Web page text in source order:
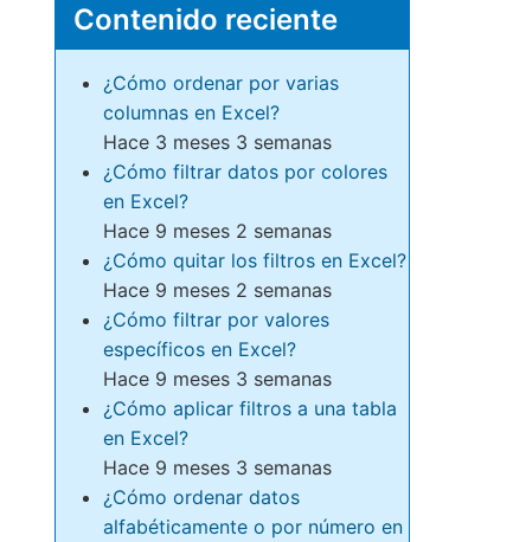
Contenido reciente
¿Cómo ordenar por varias
columnas en Excel?
Hace 3 meses 3 semanas
¿Cómo filtrar datos por colores
en Excel?
Hace 9 meses 2 semanas
¿Cómo quitar los filtros en Excel?
Hace 9 meses 2 semanas
¿Cómo filtrar por valores
específicos en Excel?
Hace 9 meses 3 semanas
¿Cómo aplicar filtros a una tabla
en Excel?
Hace 9 meses 3 semanas
¿Cómo ordenar datos
alfabéticamente o por número en